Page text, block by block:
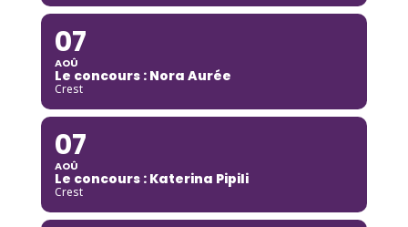
07
AOÛ
Le concours : Nora Aurée
Crest
07
AOÛ
Le concours : Katerina Pipili
Crest